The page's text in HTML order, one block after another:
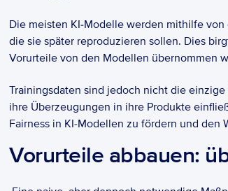
Die meisten KI-Modelle werden mithilfe
die sie später reproduzieren sollen. Dies
Vorurteile von den Modellen übernommen
Trainingsdaten sind jedoch nicht die
ihre Überzeugungen in ihre Produkte
Fairness in KI-Modellen zu fördern und
Vorurteile abbauen: